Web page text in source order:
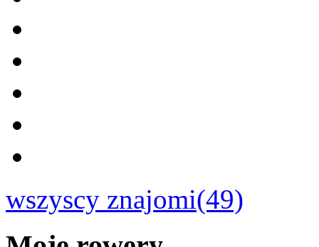
wszyscy znajomi(49)